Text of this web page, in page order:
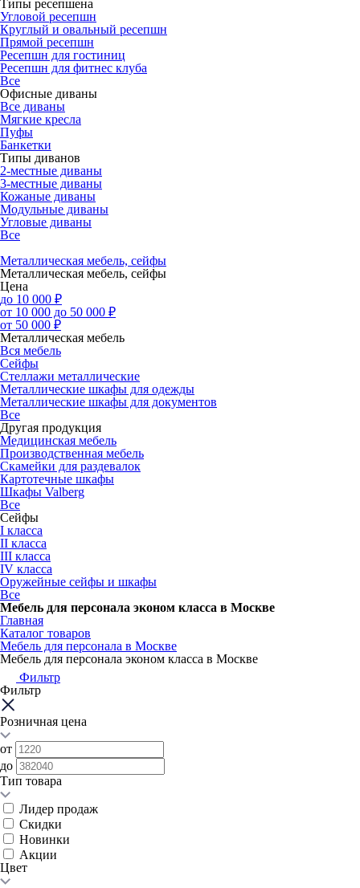
Типы ресепшена
Угловой ресепшн
Круглый и овальный ресепшн
Прямой ресепшн
Ресепшн для гостиниц
Ресепшн для фитнес клуба
Все
Офисные диваны
Все диваны
Мягкие кресла
Пуфы
Банкетки
Типы диванов
2-местные диваны
3-местные диваны
Кожаные диваны
Модульные диваны
Угловые диваны
Все
Металлическая мебель, сейфы
Металлическая мебель, сейфы
Цена
до 10 000 ₽
от 10 000 до 50 000 ₽
от 50 000 ₽
Металлическая мебель
Вся мебель
Сейфы
Стеллажи металлические
Металлические шкафы для одежды
Металлические шкафы для документов
Все
Другая продукция
Медицинская мебель
Производственная мебель
Скамейки для раздевалок
Картотечные шкафы
Шкафы Valberg
Все
Сейфы
I класса
II класса
III класса
IV класса
Оружейные сейфы и шкафы
Все
Мебель для персонала эконом класса в Москве
Главная
Каталог товаров
Мебель для персонала в Москве
Мебель для персонала эконом класса в Москве
Фильтр
Фильтр
Розничная цена
от
до
Тип товара
Лидер продаж
Скидки
Новинки
Акции
Цвет